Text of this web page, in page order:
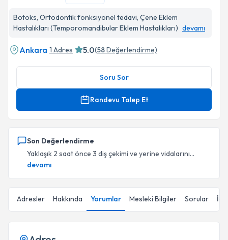
Botoks, Ortodontik fonksiyonel tedavi, Çene Eklem
Hastalıkları (Temporomandibular Eklem Hastalıkları) devamı
Ankara 1 Adres 5.0(58Değerlendirme)
Soru Sor
Randevu Talep Et
Son Değerlendirme
Yaklaşık 2 saat önce 3 diş çekimi ve yerine vidalarını...
devamı
Adresler Hakkında Yorumlar Mesleki Bilgiler Sorular